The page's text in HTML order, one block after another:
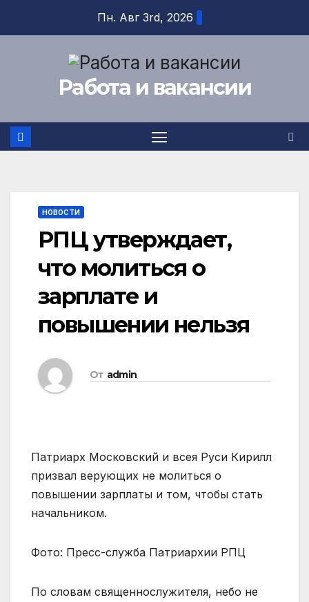
содержимому
Пн. Авг 3rd, 2026
Работа и вакансии
НОВОСТИ
РПЦ утверждает,
что молиться о
зарплате и
повышении нельзя
От admin
Патриарх Московский и всея Руси Кирилл
призвал верующих не молиться о
повышении зарплаты и том, чтобы стать
начальником.
Фото: Пресс-служба Патриархии РПЦ
По словам священнослужителя, небо не